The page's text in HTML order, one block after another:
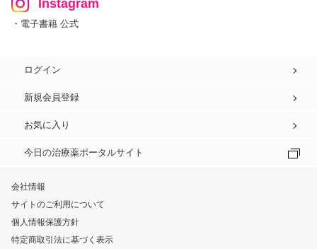
Instagram
・電子書籍 公式
ログイン
新規会員登録
お気に入り
今日の治療薬ポータルサイト
会社情報
サイトのご利用について
個人情報保護方針
特定商取引法に基づく表示